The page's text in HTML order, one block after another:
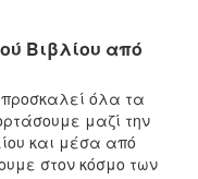
Βιβλίου από
προσκαλεί όλα τα
μαζί την
και μέσα από
στον κόσμο των